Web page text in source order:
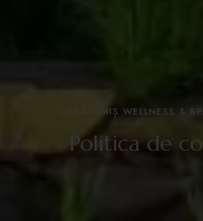
CASA TIMIȘ WELLNESS &
Politica de